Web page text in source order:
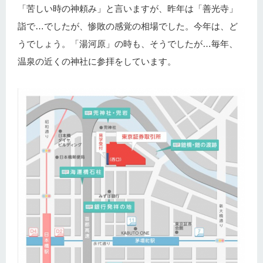
「苦しい時の神頼み」と言いますが、昨年は「善光寺」
詣で…でしたが、惨敗の感覚の相場でした。今年は、ど
うでしょう。「湯河原」の時も、そうでしたが…毎年、
温泉の近くの神社に参拝をしています。